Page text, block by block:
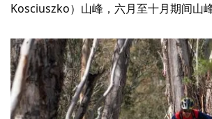
Kosciuszko）山峰，六月至十月期间山